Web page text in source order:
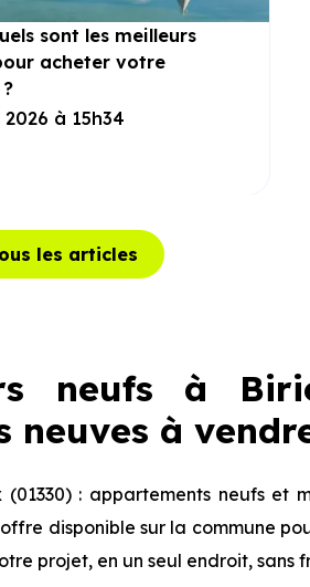
sont les meilleurs
acheter votre
à 15h34
les articles
neufs à
neuves à
: appartements neufs et
disponible sur la commune
projet, en un seul endroit, sans